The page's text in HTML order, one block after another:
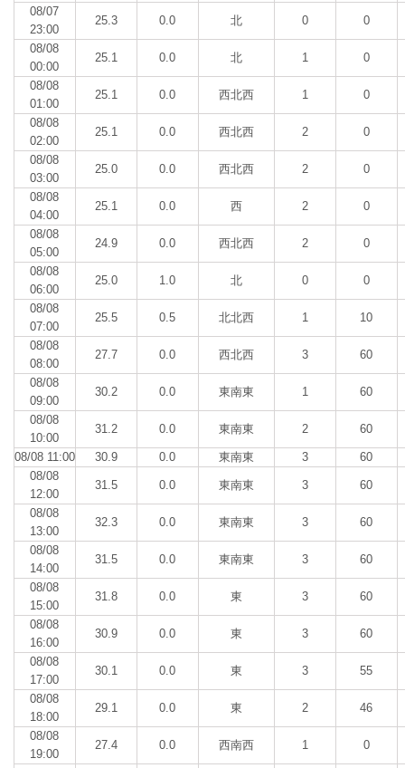
08/07
23:00
25.3 0.0 北 0 0
08/08
00:00
25.1 0.0 北 1 0
08/08
01:00
25.1 0.0 西北西 1 0
08/08
02:00
25.1 0.0 西北西 2 0
08/08
03:00
25.0 0.0 西北西 2 0
08/08
04:00
25.1 0.0 西 2 0
08/08
05:00
24.9 0.0 西北西 2 0
08/08
06:00
25.0 1.0 北 0 0
08/08
07:00
25.5 0.5 北北西 1 10
08/08
08:00
27.7 0.0 西北西 3 60
08/08
09:00
30.2 0.0 東南東 1 60
08/08
10:00
31.2 0.0 東南東 2 60
08/08 11:00 30.9 0.0 東南東 3
60
08/08
12:00
31.5 0.0 東南東 3 60
08/08
13:00
32.3 0.0 東南東 3 60
08/08
14:00
31.5 0.0 東南東 3 60
08/08
15:00
31.8 0.0 東 3 60
08/08
16:00
30.9 0.0 東 3 60
08/08
17:00
30.1 0.0 東 3 55
08/08
18:00
29.1 0.0 東 2 46
08/08
19:00
27.4 0.0 西南西 1 0